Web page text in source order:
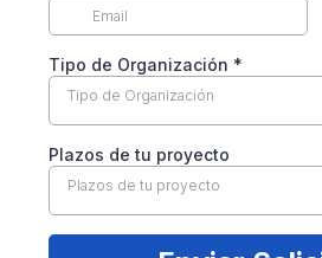
Tipo de Organización *
Tipo de Organización
Plazos de tu proyecto
Plazos de tu proyecto